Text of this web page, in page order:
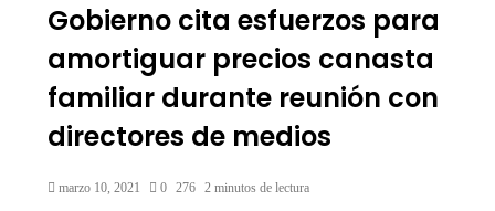
Gobierno cita esfuerzos para
amortiguar precios canasta
familiar durante reunión con
directores de medios
marzo 10, 2021 0 276 2 minutos de lectura